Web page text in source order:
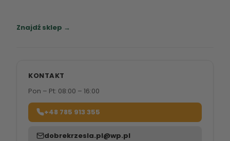
Znajdź sklep →
KONTAKT
Pon – Pt: 08:00 – 16:00
+48 785 913 355
dobrekrzesla.pl@wp.pl